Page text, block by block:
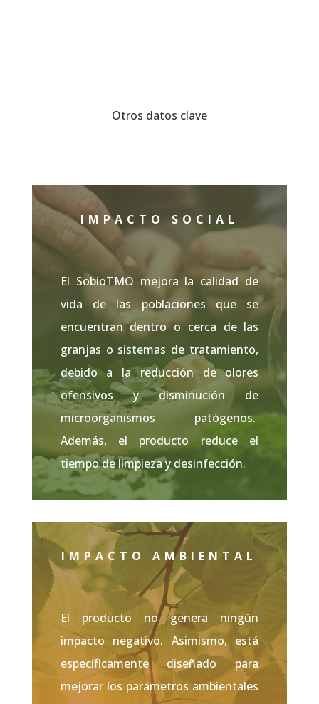
Otros datos clave
IMPACTO SOCIAL
El SobioTMO mejora la calidad de
vida de las poblaciones que se
encuentran dentro o cerca de las
granjas o sistemas de tratamiento,
debido a la reducción de olores
ofensivos y disminución de
microorganismos patógenos.
Además, el producto reduce el
tiempo de limpieza y desinfección.
IMPACTO AMBIENTAL
El producto no genera ningún
impacto negativo. Asimismo, está
específicamente diseñado para
mejorar los parámetros ambientales